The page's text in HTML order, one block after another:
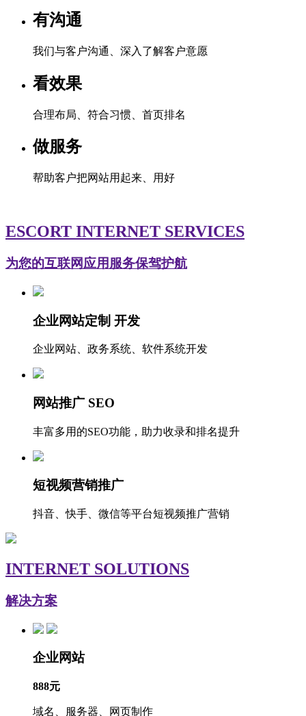
有沟通
我们与客户沟通、深入了解客户意愿
看效果
合理布局、符合习惯、首页排名
做服务
帮助客户把网站用起来、用好
ESCORT INTERNET SERVICES
为您的互联网应用服务保驾护航
企业网站定制 开发
企业网站、政务系统、软件系统开发
网站推广 SEO
丰富多用的SEO功能，助力收录和排名提升
短视频营销推广
抖音、快手、微信等平台短视频推广营销
INTERNET SOLUTIONS
解决方案
企业网站
888元
域名、服务器、网页制作